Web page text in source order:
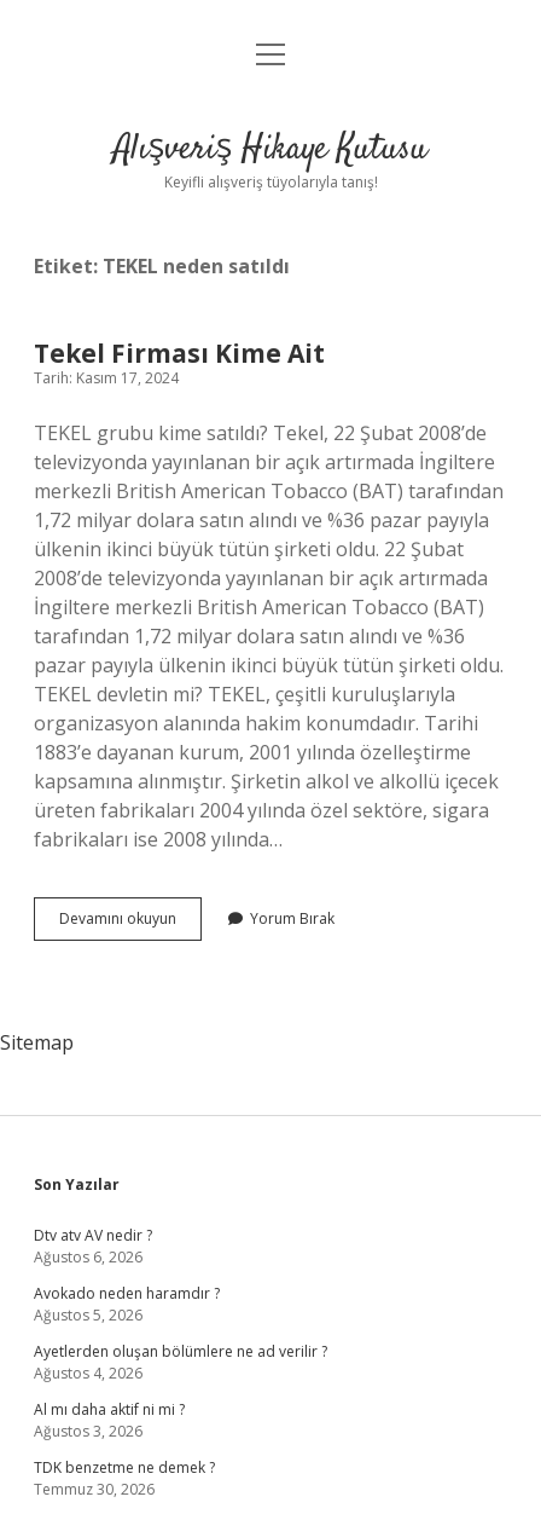
Anasayfa
Yasal Uyarı
menüyü
Alışveriş Hikaye Kutusu
Keyifli alışveriş tüyolarıyla tanış!
Etiket: TEKEL neden satıldı
Tekel Firması Kime Ait
Tarih: Kasım 17, 2024
TEKEL grubu kime satıldı? Tekel, 22 Şubat 2008’de
televizyonda yayınlanan bir açık artırmada İngiltere
merkezli British American Tobacco (BAT) tarafından
1,72 milyar dolara satın alındı ​​ve %36 pazar payıyla
ülkenin ikinci büyük tütün şirketi oldu. 22 Şubat
2008’de televizyonda yayınlanan bir açık artırmada
İngiltere merkezli British American Tobacco (BAT)
tarafından 1,72 milyar dolara satın alındı ​​ve %36
pazar payıyla ülkenin ikinci büyük tütün şirketi oldu.
TEKEL devletin mi? TEKEL, çeşitli kuruluşlarıyla
organizasyon alanında hakim konumdadır. Tarihi
1883’e dayanan kurum, 2001 yılında özelleştirme
kapsamına alınmıştır. Şirketin alkol ve alkollü içecek
üreten fabrikaları 2004 yılında özel sektöre, sigara
fabrikaları ise 2008 yılında…
Devamını okuyun
Firması
Yorum Bırak
Sitemap
Sidebar
Son Yazılar
Dtv atv AV nedir ?
Ağustos 6, 2026
Avokado neden haramdır ?
Ağustos 5, 2026
Ayetlerden oluşan bölümlere ne ad verilir ?
Ağustos 4, 2026
Al mı daha aktif ni mi ?
Ağustos 3, 2026
TDK benzetme ne demek ?
Temmuz 30, 2026